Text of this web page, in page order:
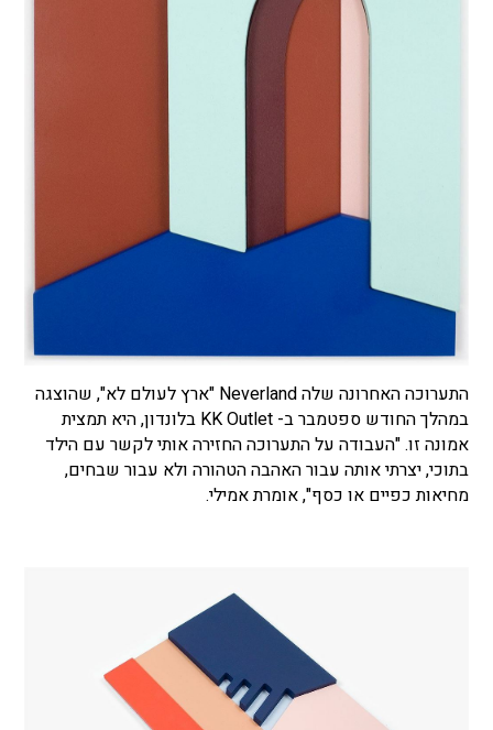
התערוכה האחרונה שלה Neverland "ארץ לעולם לא", שהוצגה
במהלך החודש ספטמבר ב- KK Outlet בלונדון, היא תמצית
אמונה זו. "העבודה על התערוכה החזירה אותי לקשר עם הילד
בתוכי, יצרתי אותה עבור האהבה הטהורה ולא עבור שבחים,
מחיאות כפיים או כסף", אומרת אמילי.